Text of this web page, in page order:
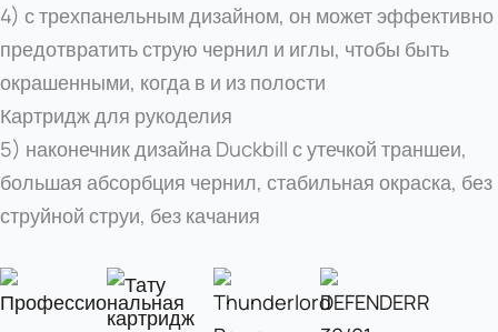
4) с трехпанельным дизайном, он может эффективно
предотвратить струю чернил и иглы, чтобы быть
окрашенными, когда в и из полости
Картридж для рукоделия
5) наконечник дизайна Duckbill с утечкой траншеи,
большая абсорбция чернил, стабильная окраска, без
струйной струи, без качания